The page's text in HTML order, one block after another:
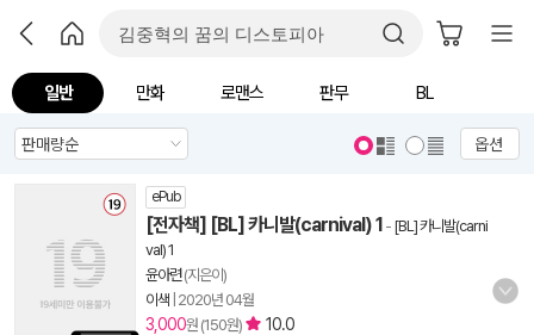
일반 만화 로맨스 판무 BL
옵션
ePub
[전자책] [BL] 카니발(carnival) 1 - [BL] 카니발(carni
val) 1
윤아련(지은이)
이색 2020년 04월
3,000원 (150원) 10.0